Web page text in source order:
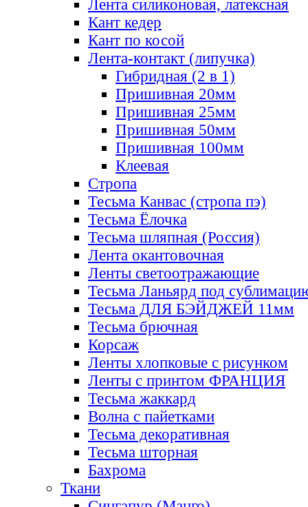
Лента силиконовая, латексная
Кант кедер
Кант по косой
Лента-контакт (липучка)
Гибридная (2 в 1)
Пришивная 20мм
Пришивная 25мм
Пришивная 50мм
Пришивная 100мм
Клеевая
Стропа
Тесьма Канвас (стропа пэ)
Тесьма Ёлочка
Тесьма шляпная (Россия)
Лента окантовочная
Ленты светоотражающие
Тесьма Ланьярд под
Тесьма ДЛЯ БЭЙДЖЕЙ 11мм
Тесьма брючная
Корсаж
Ленты хлопковые с рисунком
Ленты с принтом ФРАНЦИЯ
Тесьма жаккард
Волна с пайетками
Тесьма декоративная
Тесьма шторная
Бахрома
Ткани